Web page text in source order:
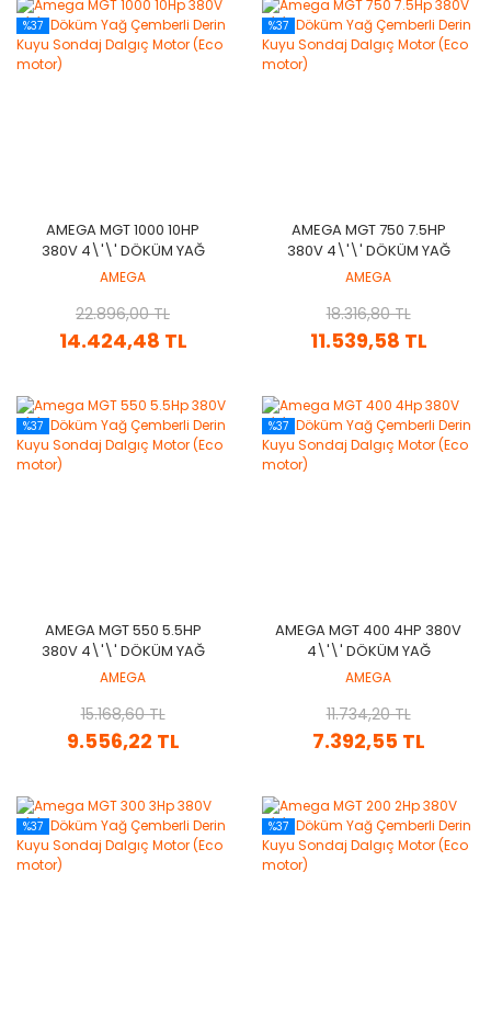
%37
AMEGA MGT 1000 10HP
380V 4\'\' DÖKÜM YAĞ
ÇEMBERLI DERIN KUYU
(ECO MOTOR)
AMEGA
14.424,48 TL
22.896,00 TL
%37
AMEGA MGT 750 7.5HP
380V 4\'\' DÖKÜM YAĞ
ÇEMBERLI DERIN KUYU
(ECO MOTOR)
AMEGA
11.539,58 TL
18.316,80 TL
%37
AMEGA MGT 550 5.5HP
380V 4\'\' DÖKÜM YAĞ
ÇEMBERLI DERIN KUYU
(ECO MOTOR)
AMEGA
9.556,22 TL
15.168,60 TL
%37
AMEGA MGT 400 4HP 380V
4\'\' DÖKÜM YAĞ
ÇEMBERLI DERIN KUYU
(ECO MOTOR)
AMEGA
7.392,55 TL
11.734,20 TL
%37 %37